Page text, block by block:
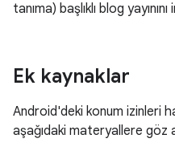
tanıma) başlıklı blog
Ek kaynaklar
Android'deki konum izinleri
aşağıdaki materyallere göz